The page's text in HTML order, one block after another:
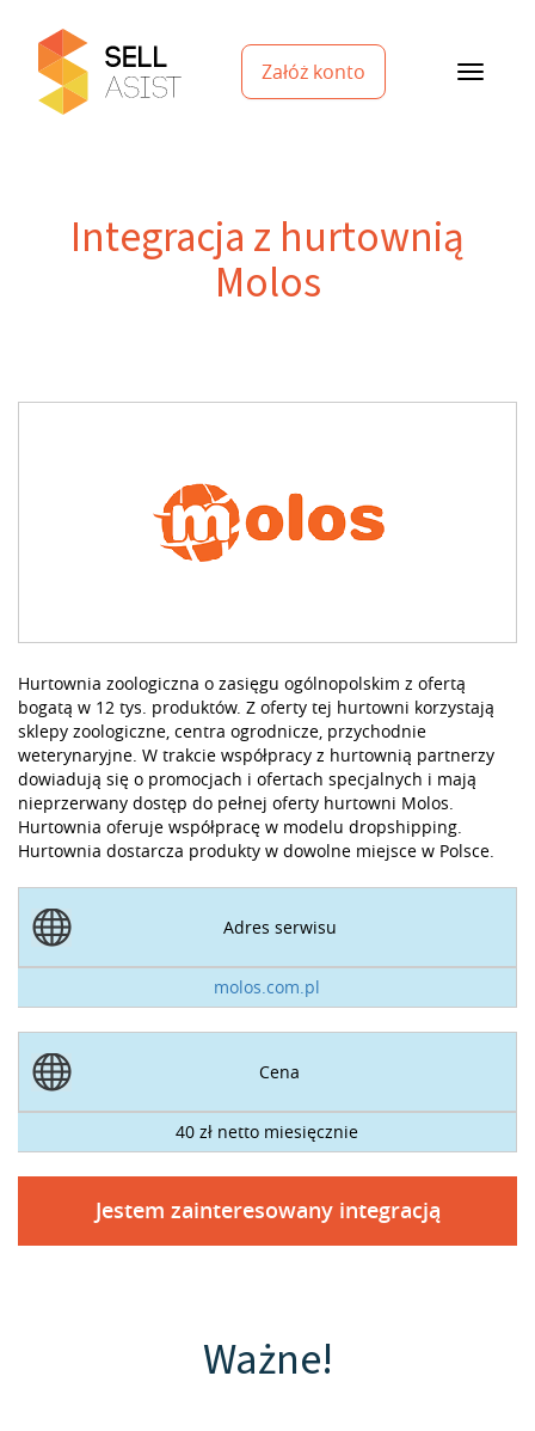
Załóż konto
Integracja z hurtownią
Molos
Hurtownia zoologiczna o zasięgu ogólnopolskim z ofertą
bogatą w 12 tys. produktów. Z oferty tej hurtowni korzystają
sklepy zoologiczne, centra ogrodnicze, przychodnie
weterynaryjne. W trakcie współpracy z hurtownią partnerzy
dowiadują się o promocjach i ofertach specjalnych i mają
nieprzerwany dostęp do pełnej oferty hurtowni Molos.
Hurtownia oferuje współpracę w modelu dropshipping.
Hurtownia dostarcza produkty w dowolne miejsce w Polsce.
Adres serwisu
molos.com.pl
Cena
40 zł netto miesięcznie
Jestem zainteresowany integracją
Ważne!